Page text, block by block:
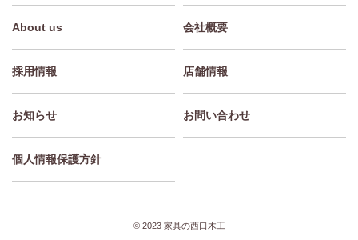
About us 会社概要
採用情報 店舗情報
お知らせ お問い合わせ
個人情報保護方針
© 2023 家具の西口木工